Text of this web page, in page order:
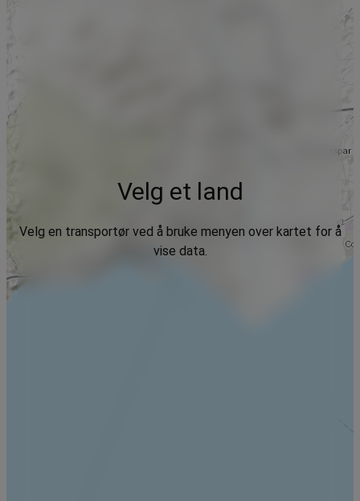
Velg et land
Velg en transportør ved å bruke menyen over kartet for å
vise data.